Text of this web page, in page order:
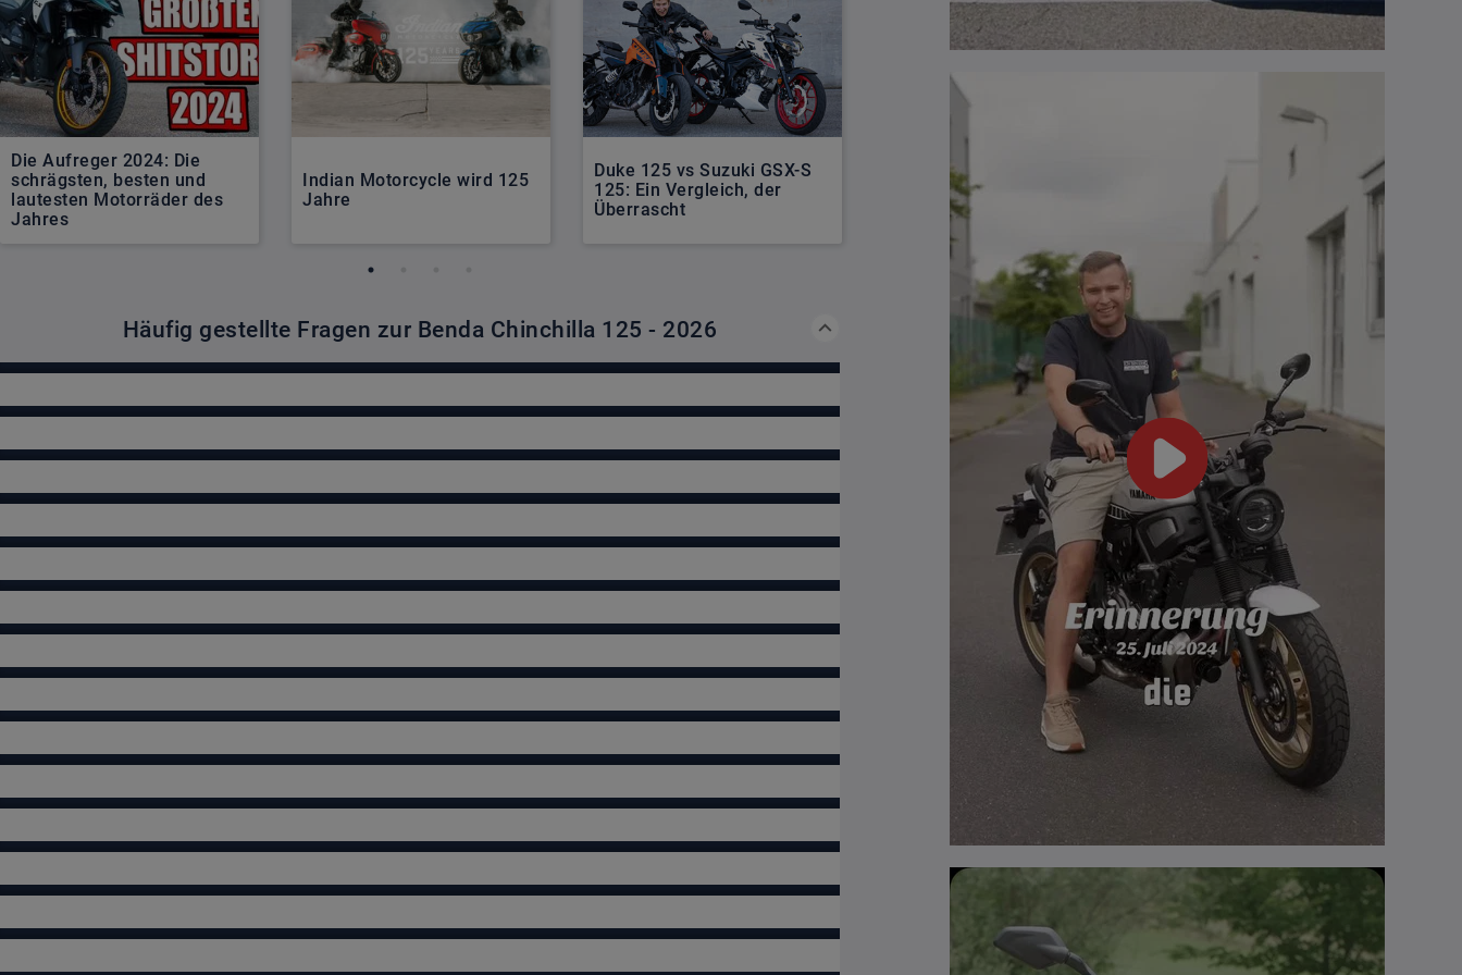
Die Aufreger 2024: Die
schrägsten, besten und
lautesten Motorräder des
Jahres
Indian Motorcycle wird 125
Jahre
Duke 125 vs Suzuki GSX-S
125: Ein Vergleich, der
Überrascht
Pirelli Diablo Powercruiser:
sportliche Seele mit
Custom-Spirit
Modern Classic Bikes im
Häufig gestellte Fragen zur Benda Chinchilla 125 - 2026